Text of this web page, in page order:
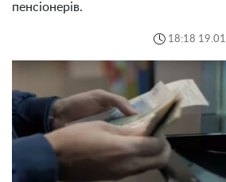
пенсіонерів.
18:18 19.01